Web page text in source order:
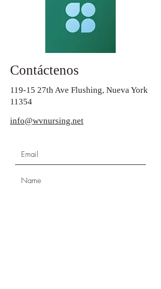
Contáctenos
119-15 27th Ave Flushing, Nueva York
11354
info@wvnursing.net